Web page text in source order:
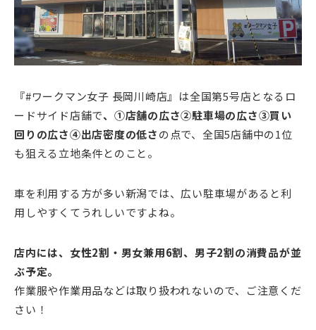
『#ワークマン女子 長岡川崎店』は全国第5号店となるロ
ードサイド店舗で、①店舗の広さ②駐車場の広さ③買い
回りの広さ④出店密度の低さの点で、全国5店舗中の1位
も狙える立地条件とのこと。
車を利用する方が多い新潟では、広い駐車場があると利
用しやすくてうれしいですよね。
店内には、女性2割・男女兼用6割、男子2割の消費品が並
ぶ予定。
作業服や作業用品などは取り扱われないので、ご注意くだ
さい！